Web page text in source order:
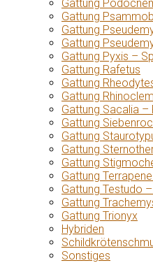
Gattung
Gattung
Gattung
Gattung
Gattung Pyxis –
Gattung Rafetus
Gattung
Gattung
Gattung Sacalia
Gattung
Gattung
Gattung
Gattung
Gattung
Gattung Testudo
Gattung
Gattung Trionyx
Hybriden
Sonstiges